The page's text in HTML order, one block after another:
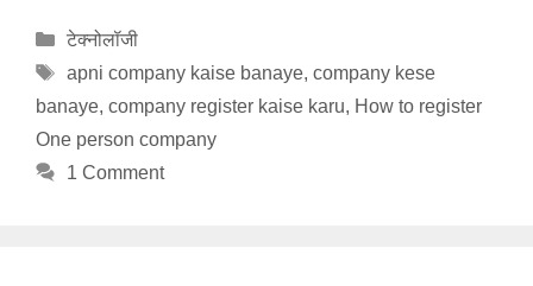
Categories
टेक्नोलॉजी
Tags
apni company kaise banaye, company kese
banaye, company register kaise karu, How to register
One person company
1 Comment